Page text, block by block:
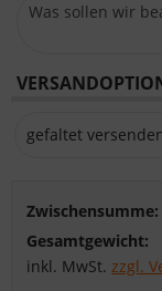
Zwischensumme:
Gesamtgewicht:
inkl. MwSt.zzgl.